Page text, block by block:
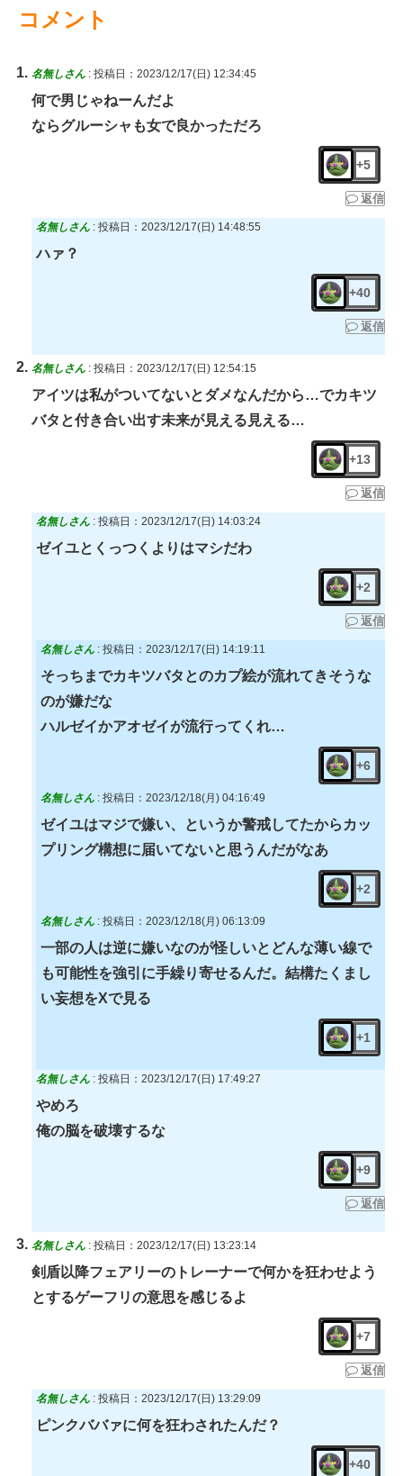
コメント
名無しさん : 投稿日：2023/12/17(日) 12:34:45
何で男じゃねーんだよ
ならグルーシャも女で良かっただろ
+5
返信
名無しさん : 投稿日：2023/12/17(日) 14:48:55
ハァ？
+40
返信
名無しさん : 投稿日：2023/12/17(日) 12:54:15
アイツは私がついてないとダメなんだから…でカキツ
バタと付き合い出す未来が見える見える…
+13
返信
名無しさん : 投稿日：2023/12/17(日) 14:03:24
ゼイユとくっつくよりはマシだわ
+2
返信
名無しさん : 投稿日：2023/12/17(日) 14:19:11
そっちまでカキツバタとのカプ絵が流れてきそうな
のが嫌だな
ハルゼイかアオゼイが流行ってくれ…
+6
名無しさん : 投稿日：2023/12/18(月) 04:16:49
ゼイユはマジで嫌い、というか警戒してたからカッ
プリング構想に届いてないと思うんだがなあ
+2
名無しさん : 投稿日：2023/12/18(月) 06:13:09
一部の人は逆に嫌いなのが怪しいとどんな薄い線で
も可能性を強引に手繰り寄せるんだ。結構たくまし
い妄想をXで見る
+1
名無しさん : 投稿日：2023/12/17(日) 17:49:27
やめろ
俺の脳を破壊するな
+9
返信
名無しさん : 投稿日：2023/12/17(日) 13:23:14
剣盾以降フェアリーのトレーナーで何かを狂わせよう
とするゲーフリの意思を感じるよ
+7
返信
名無しさん : 投稿日：2023/12/17(日) 13:29:09
ピンクババァに何を狂わされたんだ？
+40